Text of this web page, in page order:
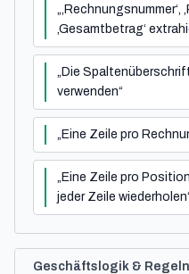
„‚Rechnungsnummer‘,
‚Gesamtbetrag‘
„Die
verwenden“
„Eine Zeile pro
„Eine Zeile pro
jeder Zeile
Geschäftslogik & Regeln